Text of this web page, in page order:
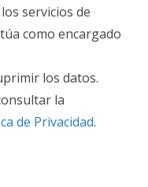
servicios de
como encargado
los datos.
la
de Privacidad.